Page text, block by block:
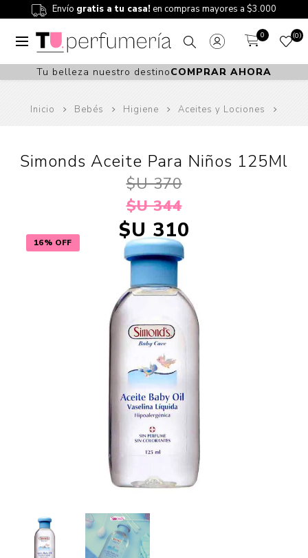
Envío gratis a tu casa! en compras mayores a $3.000
0 0
Tu belleza nuestro destinoCOMPRAR AHORA
Inicio Bebés Higiene Aceites y Lociones
16% OFF
Simonds Aceite Para Niños 125Ml
$U 370
$U 344
$U 310